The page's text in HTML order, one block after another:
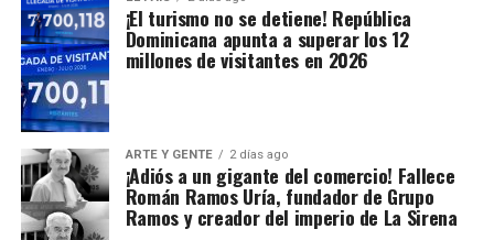
¡El turismo no se detiene! República
Dominicana apunta a superar los 12
millones de visitantes en 2026
ARTE Y GENTE 2 días ago
¡Adiós a un gigante del comercio! Fallece
Román Ramos Uría, fundador de Grupo
Ramos y creador del imperio de La Sirena